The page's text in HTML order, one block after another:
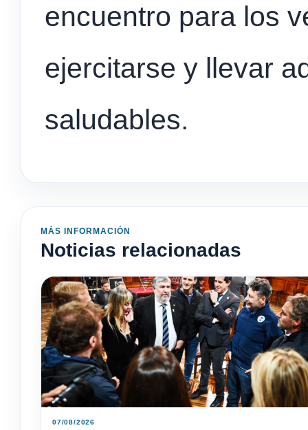
encuentro para los
ejercitarse y llevar
saludables.
MÁS INFORMACIÓN
Noticias relacionadas
07/08/2026